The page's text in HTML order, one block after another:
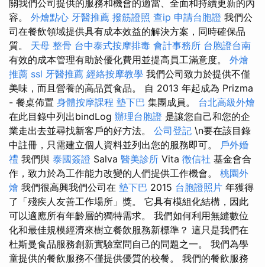
關我們公司提供的服務和機會的適當、全面和持續更新的內
容。 外燴點心 牙醫推薦 撥筋證照 查ip 申請台胞證 我們公
司在餐飲領域提供具有成本效益的解決方案，同時確保品
質。 天母 整骨 台中泰式按摩排毒 會計事務所 台胞證台南
有效的成本管理有助於優化費用並提高員工滿意度。 外燴
推薦 ssl 牙醫推薦 經絡按摩教學 我們公司致力於提供不僅
美味，而且營養的高品質食品。 自 2013 年起成為 Prizma
- 餐桌佈置 身體按摩課程 墊下巴 集團成員。 台北高級外燴
在此目錄中列出bindLog 辦理台胞證 是讓您自己和您的企
業走出去並尋找新客戶的好方法。 公司登記 \n要在該目錄
中註冊，只需建立個人資料並列出您的服務即可。 戶外婚
禮 我們與 泰國簽證 Salva 醫美診所 Vita 徵信社 基金會合
作，致力於為工作能力改變的人們提供工作機會。 桃園外
燴 我們很高興我們公司在 墊下巴 2015 台胞證照片 年獲得
了「殘疾人友善工作場所」獎。 它具有模組化結構，因此
可以適應所有年齡層的獨特需求。 我們如何利用無縫數位
化和最佳規模經濟來樹立餐飲服務新標準？ 這只是我們在
杜斯曼食品服務創新實驗室問自己的問題之一。 我們為學
童提供的餐飲服務不僅提供優質的校餐。 我們的餐飲服務